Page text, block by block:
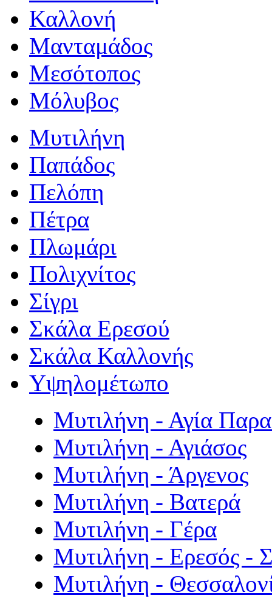
Καλλονή
Μανταμάδος
Μεσότοπος
Μόλυβος
Μυτιλήνη
Παπάδος
Πελόπη
Πέτρα
Πλωμάρι
Πολιχνίτος
Σίγρι
Σκάλα Ερεσού
Σκάλα Καλλονής
Υψηλομέτωπο
Μυτιλήνη - Αγία
Μυτιλήνη - Αγιάσος
Μυτιλήνη - Άργενος
Μυτιλήνη - Βατερά
Μυτιλήνη - Γέρα
Μυτιλήνη - Ερεσός -
Μυτιλήνη -